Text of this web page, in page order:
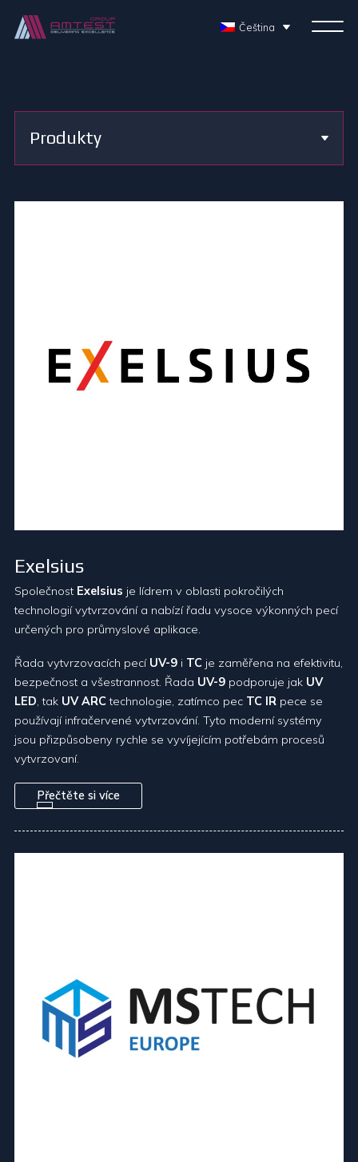
Čeština
Produkty
Exelsius
Společnost Exelsius je lídrem v oblasti pokročilých
technologií vytvrzování a nabízí řadu vysoce výkonných pecí
určených pro průmyslové aplikace.
Řada vytvrzovacích pecí UV-9 i TC je zaměřena na efektivitu,
bezpečnost a všestrannost. Řada UV-9 podporuje jak UV
LED , tak UV ARCtechnologie, zatímco pec TC IR pece se
používají infračervené vytvrzování. Tyto moderní systémy
jsou přizpůsobeny rychle se vyvíjejícím potřebám procesů
vytvrzovaní.
Přečtěte si více